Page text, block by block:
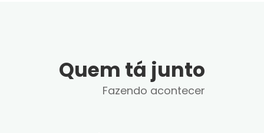
Quem tá junto
Fazendo acontecer